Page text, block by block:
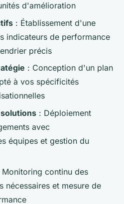
d'amélioration
: Établissement d'une
indicateurs de performance
précis
: Conception d'un plan
à vos spécificités
: Déploiement
avec
équipes et gestion du
Monitoring continu des
nécessaires et mesure de